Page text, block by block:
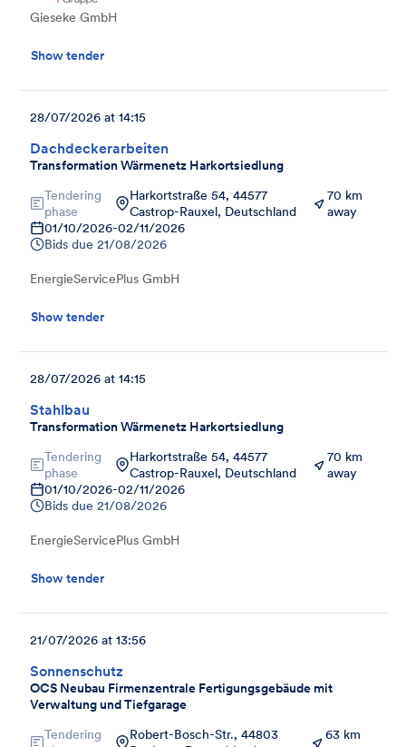
Gieseke GmbH
Show tender
Dachdeckerarbeiten
Transformation Wärmenetz Harkortsiedlung
28/07/2026 at 14:15
Tendering
phase
Harkortstraße 54, 44577
Castrop-Rauxel, Deutschland
70 km
away
01/10/2026-02/11/2026
Bids due 21/08/2026
EnergieServicePlus GmbH
Show tender
Stahlbau
Transformation Wärmenetz Harkortsiedlung
28/07/2026 at 14:15
Tendering
phase
Harkortstraße 54, 44577
Castrop-Rauxel, Deutschland
70 km
away
01/10/2026-02/11/2026
Bids due 21/08/2026
EnergieServicePlus GmbH
Show tender
Sonnenschutz
OCS Neubau Firmenzentrale Fertigungsgebäude mit
Verwaltung und Tiefgarage
21/07/2026 at 13:56
Tendering
Robert-Bosch-Str., 44803
63 km